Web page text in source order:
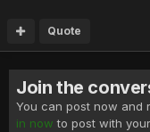
Quote
Join the
You can post now and
in now to post with